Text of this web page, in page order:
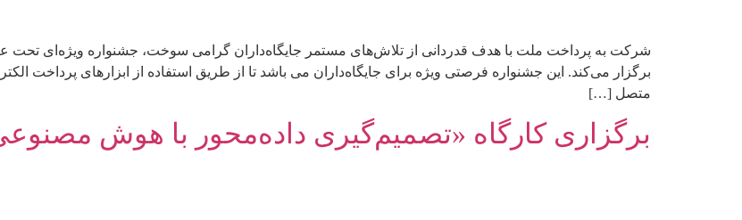
برگزار می‌کند. این جشنواره فرصتی ویژه برای جایگاه‌داران می باشد تا از طریق استفاده از ابزارهای پرداخت
متصل […]
برگزاری کارگاه «تصمیم‌گیری داده‌محور با هوش